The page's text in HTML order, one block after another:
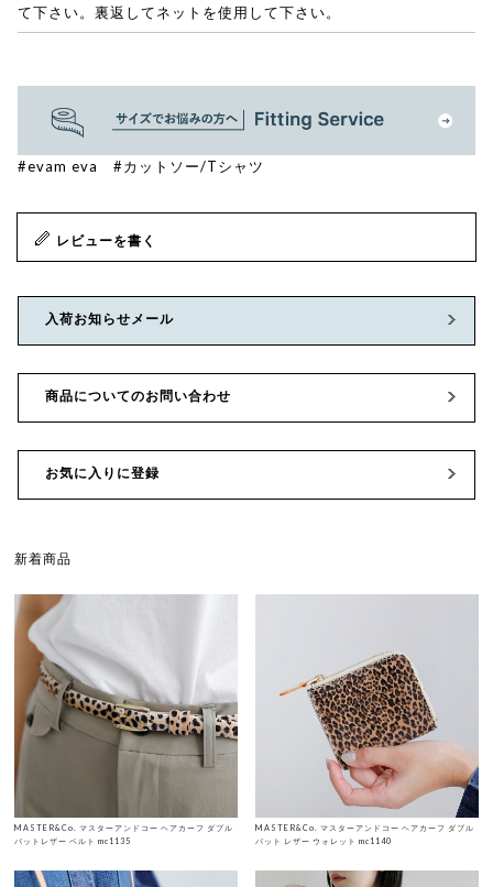
て下さい。裏返してネットを使用して下さい。
#evam eva #カットソー/Tシャツ
レビューを書く
入荷お知らせメール
商品についてのお問い合わせ
お気に入りに登録
新着商品
MASTER&Co. マスターアンドコー ヘアカーフ ダブル
バットレザー ベルト mc1135
MASTER&Co. マスターアンドコー ヘアカーフ ダブル
バット レザー ウォレット mc1140